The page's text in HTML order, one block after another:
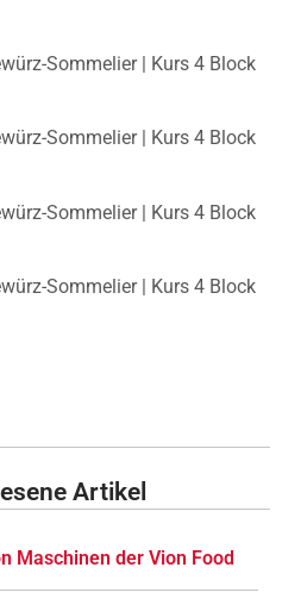
Sommelier | Kurs 4 Block
Sommelier | Kurs 4 Block
Sommelier | Kurs 4 Block
Sommelier | Kurs 4 Block
Artikel
Maschinen der Vion Food